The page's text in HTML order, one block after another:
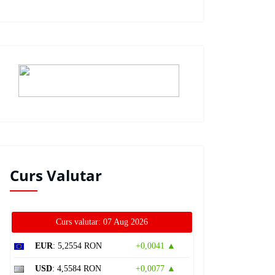
Curs Valutar
Curs valutar: 07 Aug 2026
EUR: 5,2554 RON +0,0041 ▲
USD: 4,5584 RON +0,0077 ▲